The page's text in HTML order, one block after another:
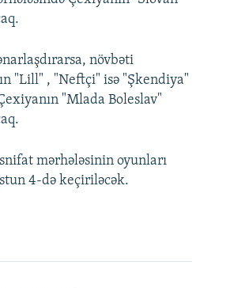
növbəti
"Lill" , "Neftçi" isə "Şkendiya"
"Mlada Boleslav"
mərhələsinin oyunları
4-də keçiriləcək.